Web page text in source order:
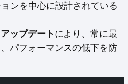
ンを中心に設計されている
ップデート により、常に最
パフォーマンスの低下を防